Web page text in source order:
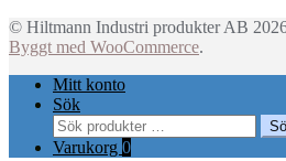
© Hiltmann Industri produkter AB
Byggt med WooCommerce.
Mitt konto
Sök
Sök
efter:
Varukorg 0